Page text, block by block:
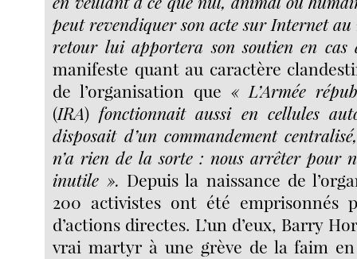
peut revendiquer son acte sur Internet au
retour lui apportera son soutien en cas
manifeste quant au caractère
de l’organisation que « L’Armée
(IRA) fonctionnait aussi en cellules
disposait d’un commandement
n’a rien de la sorte : nous arrêter pour
inutile ». Depuis la naissance de
200 activistes ont été emprisonnés
d’actions directes. L’un d’eux, Barry
vrai martyr à une grève de la faim en